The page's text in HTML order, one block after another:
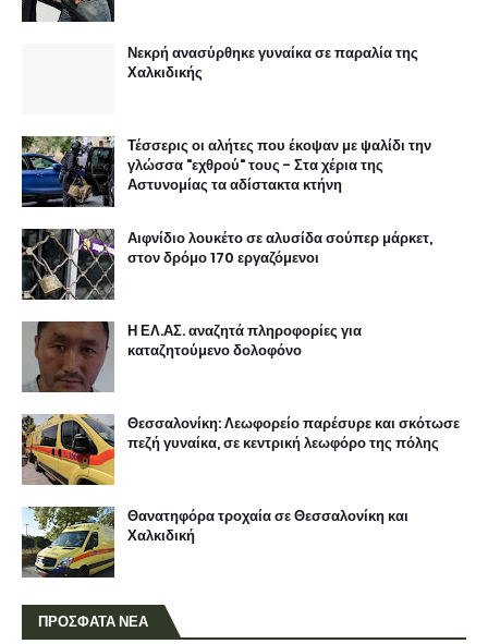
Νεκρή ανασύρθηκε γυναίκα σε παραλία της
Χαλκιδικής
Τέσσερις οι αλήτες που έκοψαν με ψαλίδι την
γλώσσα "εχθρού" τους - Στα χέρια της
Αστυνομίας τα αδίστακτα κτήνη
Αιφνίδιο λουκέτο σε αλυσίδα σούπερ μάρκετ,
στον δρόμο 170 εργαζόμενοι
Η ΕΛ.ΑΣ. αναζητά πληροφορίες για
καταζητούμενο δολοφόνο
Θεσσαλονίκη: Λεωφορείο παρέσυρε και σκότωσε
πεζή γυναίκα, σε κεντρική λεωφόρο της πόλης
Θανατηφόρα τροχαία σε Θεσσαλονίκη και
Χαλκιδική
ΠΡΟΣΦΑΤΑ ΝΕΑ